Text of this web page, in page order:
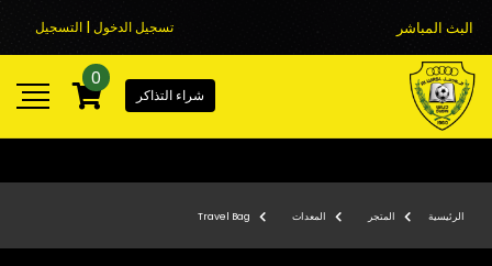
البث المباشر تسجيل الدخول | التسجيل
شراء التذاكر
0
الرئيسية المتجر المعدات Travel Bag